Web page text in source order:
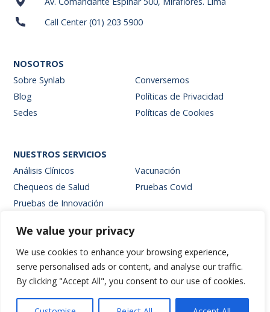
We value your privacy
We use cookies to enhance your browsing experience,
serve personalised ads or content, and analyse our traffic.
By clicking "Accept All", you consent to our use of cookies.
Call Center (01) 203 5900
NOSOTROS
Sobre Synlab
Blog
Sedes
Conversemos
Políticas de Privacidad
Políticas de Cookies
NUESTROS SERVICIOS
Análisis Clínicos
Chequeos de Salud
Pruebas de Innovación
Vacunación
Pruebas Covid
Web de resultados